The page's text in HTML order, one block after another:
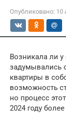
Опубликовано: 10
Возникала ли у
задумывались
квартиры в
возможность
но процесс
2024 году